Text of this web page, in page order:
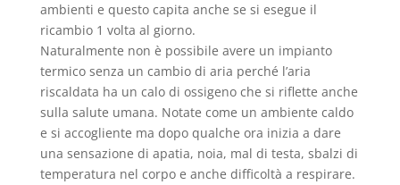
ambienti e questo capita anche se si esegue il
ricambio 1 volta al giorno.
Naturalmente non è possibile avere un impianto
termico senza un cambio di aria perché l’aria
riscaldata ha un calo di ossigeno che si riflette anche
sulla salute umana. Notate come un ambiente caldo
e si accogliente ma dopo qualche ora inizia a dare
una sensazione di apatia, noia, mal di testa, sbalzi di
temperatura nel corpo e anche difficoltà a respirare.